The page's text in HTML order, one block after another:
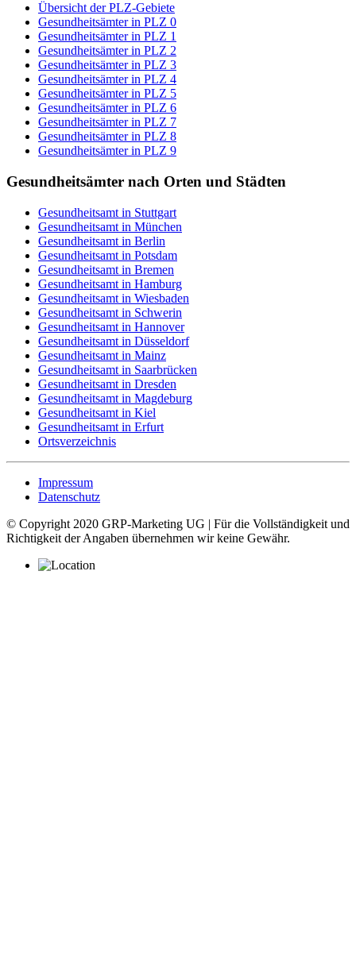
Übersicht der PLZ-Gebiete
Gesundheitsämter in PLZ 0
Gesundheitsämter in PLZ 1
Gesundheitsämter in PLZ 2
Gesundheitsämter in PLZ 3
Gesundheitsämter in PLZ 4
Gesundheitsämter in PLZ 5
Gesundheitsämter in PLZ 6
Gesundheitsämter in PLZ 7
Gesundheitsämter in PLZ 8
Gesundheitsämter in PLZ 9
Gesundheitsämter nach Orten und Städten
Gesundheitsamt in Stuttgart
Gesundheitsamt in München
Gesundheitsamt in Berlin
Gesundheitsamt in Potsdam
Gesundheitsamt in Bremen
Gesundheitsamt in Hamburg
Gesundheitsamt in Wiesbaden
Gesundheitsamt in Schwerin
Gesundheitsamt in Hannover
Gesundheitsamt in Düsseldorf
Gesundheitsamt in Mainz
Gesundheitsamt in Saarbrücken
Gesundheitsamt in Dresden
Gesundheitsamt in Magdeburg
Gesundheitsamt in Kiel
Gesundheitsamt in Erfurt
Ortsverzeichnis
Impressum
Datenschutz
© Copyright 2020 GRP-Marketing UG | Für die Vollständigkeit und
Richtigkeit der Angaben übernehmen wir keine Gewähr.